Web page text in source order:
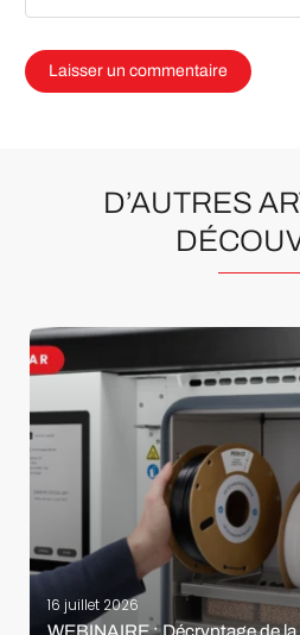
D’AUTRES
16 juillet 2026
WEBINAIRE : Décryptage de la